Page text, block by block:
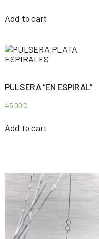
Add to cart
PULSERA “EN ESPIRAL”
45.00€
Add to cart